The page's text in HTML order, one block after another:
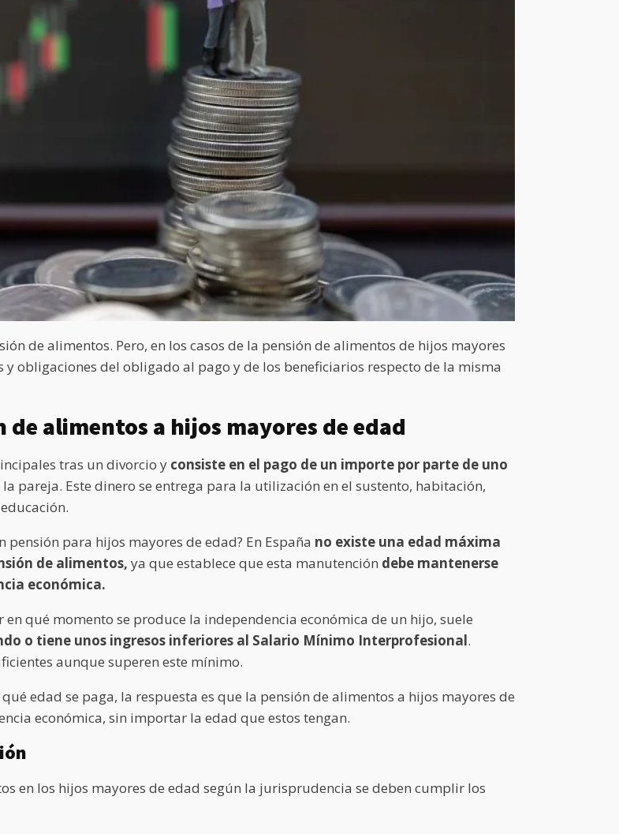
de alimentos. Pero, en los casos de la pensión de alimentos de hijos mayores
obligaciones del obligado al pago y de los beneficiarios respecto de la misma
de alimentos a hijos mayores de edad
tras un divorcio y consiste en el pago de un importe por parte de uno
pareja. Este dinero se entrega para la utilización en el sustento, habitación,
pensión para hijos mayores de edad? En España no existe una edad máxima
de alimentos, ya que establece que esta manutención debe mantenerse
económica.
qué momento se produce la independencia económica de un hijo, suele
o tiene unos ingresos inferiores al Salario Mínimo Interprofesional.
aunque superen este mínimo.
edad se paga, la respuesta es que la pensión de alimentos a hijos mayores de
económica, sin importar la edad que estos tengan.
en los hijos mayores de edad según la jurisprudencia se deben cumplir los